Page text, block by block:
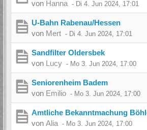
von Hanna - Di 4. Jun 2024, 17:01
U-Bahn Rabenau/Hessen
von Mert - Di 4. Jun 2024, 17:01
Sandfilter Oldersbek
von Lucy - Mo 3. Jun 2024, 17:00
Seniorenheim Badem
von Emilio - Mo 3. Jun 2024, 17:00
Amtliche Bekanntmachung
von Alia - Mo 3. Jun 2024, 17:00